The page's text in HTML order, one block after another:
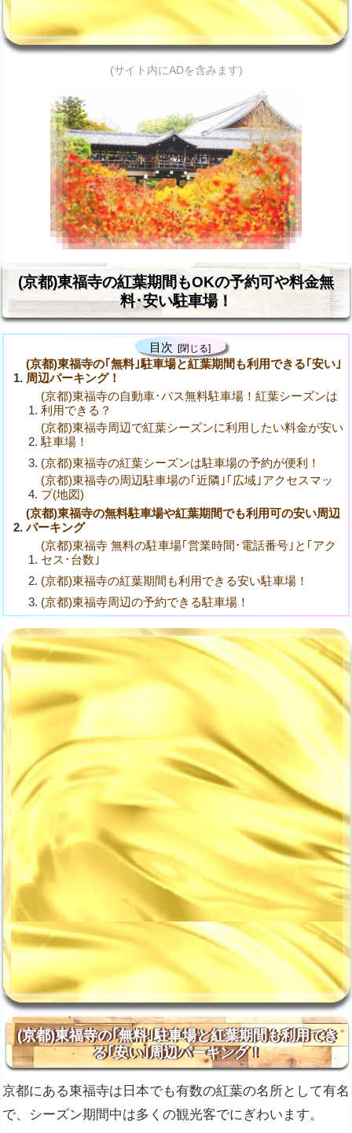
(サイト内にADを含みます)
(京都)東福寺の紅葉期間もOKの予約可や料金無
料･安い駐車場！
目次
(京都)東福寺の｢無料｣駐車場と紅葉期間も利用できる｢安い｣
周辺パーキング！
(京都)東福寺の自動車･バス無料駐車場！紅葉シーズンは
利用できる？
(京都)東福寺周辺で紅葉シーズンに利用したい料金が安い
駐車場！
(京都)東福寺の紅葉シーズンは駐車場の予約が便利！
(京都)東福寺の周辺駐車場の｢近隣｣｢広域｣アクセスマッ
プ(地図)
(京都)東福寺の無料駐車場や紅葉期間でも利用可の安い周辺
パーキング
(京都)東福寺 無料の駐車場｢営業時間･電話番号｣と｢アク
セス･台数｣
(京都)東福寺の紅葉期間も利用できる安い駐車場！
(京都)東福寺周辺の予約できる駐車場！
(京都)東福寺の｢無料｣駐車場と紅葉期間も利用でき
る｢安い｣周辺パーキング！
京都にある東福寺は日本でも有数の紅葉の名所として有名
で、シーズン期間中は多くの観光客でにぎわいます。